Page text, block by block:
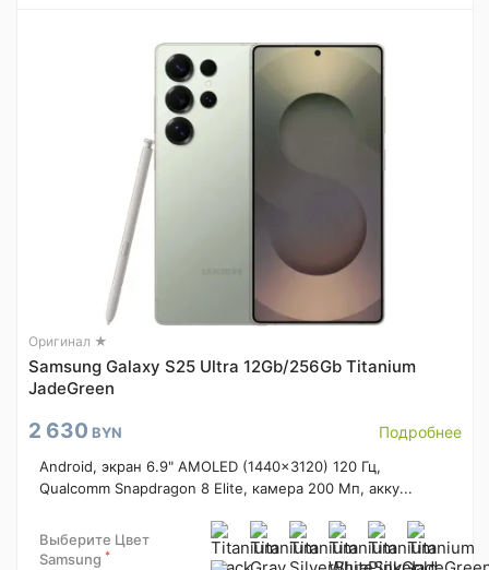
Оригинал ★
Samsung Galaxy S25 Ultra 12Gb/256Gb Titanium
JadeGreen
2 630 BYN Подробнее
Android, экран 6.9" AMOLED (1440x3120) 120 Гц,
Qualcomm Snapdragon 8 Elite, камера 200 Мп, акку...
Выберите Цвет
Samsung *